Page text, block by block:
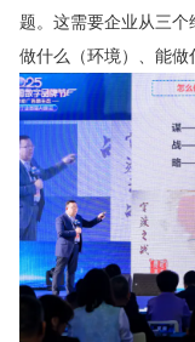
题。这需要企业从三
做什么（环境）、能做